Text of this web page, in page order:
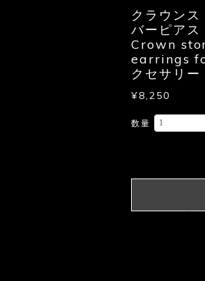
クラウン
バーピア
Crown
earrings
クセサリ
¥8,250
数量